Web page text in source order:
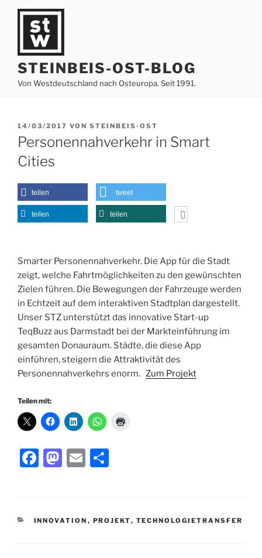
Zum
springen
STEINBEIS-OST-BLOG
Von Westdeutschland nach Osteuropa. Seit 1991.
VERÖFFENTLICHT
AM
14/03/2017 VON STEINBEIS-OST
Personennahverkehr in Smart
Cities
teilen tweet
teilen teilen
Smarter Personennahverkehr. Die App für die Stadt
zeigt, welche Fahrtmöglichkeiten zu den gewünschten
Zielen führen. Die Bewegungen der Fahrzeuge werden
in Echtzeit auf dem interaktiven Stadtplan dargestellt.
Unser STZ unterstützt das innovative Start-up
TeqBuzz aus Darmstadt bei der Markteinführung im
gesamten Donauraum. Städte, die diese App
einführen, steigern die Attraktivität des
Personennahverkehrs enorm. Zum Projekt
Teilen mit:
F
e
M
o
E
l
n
KATEGORIEN
INNOVATION , PROJEKT, TECHNOLOGIETRANSFER